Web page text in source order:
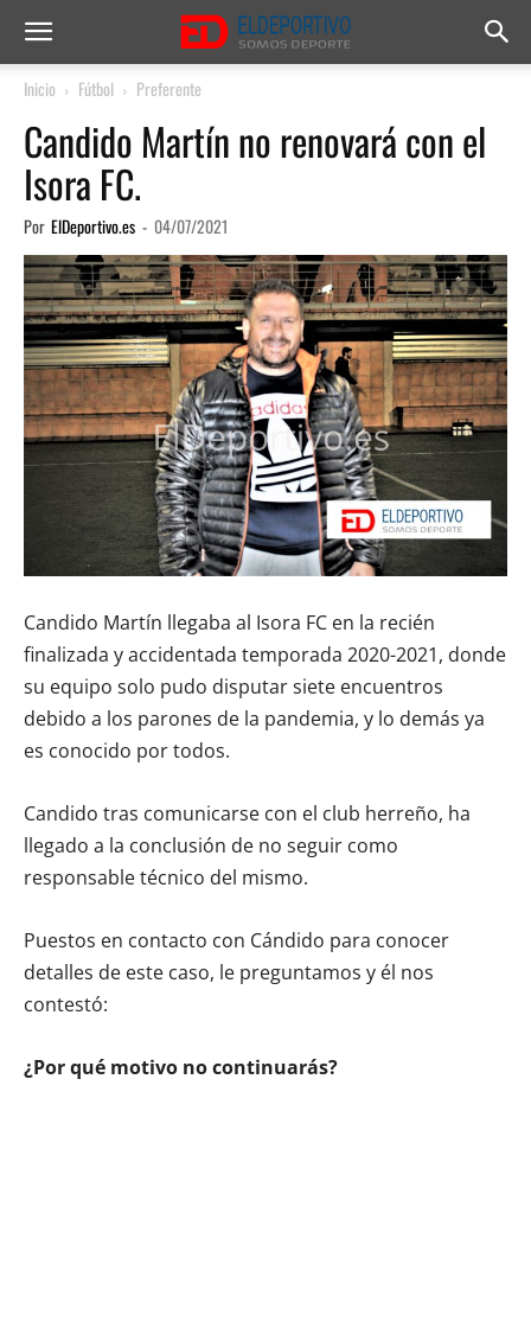
Inicio Fútbol Preferente
Candido Martín no renovará con el
Isora FC.
Por ElDeportivo.es - 04/07/2021
Candido Martín llegaba al Isora FC en la recién
finalizada y accidentada temporada 2020-2021, donde
su equipo solo pudo disputar siete encuentros
debido a los parones de la pandemia, y lo demás ya
es conocido por todos.
Candido tras comunicarse con el club herreño, ha
llegado a la conclusión de no seguir como
responsable técnico del mismo.
Puestos en contacto con Cándido para conocer
detalles de este caso, le preguntamos y él nos
contestó:
¿Por qué motivo no continuarás?